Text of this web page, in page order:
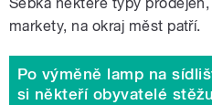
markety, na okraj měst patří.
Po výměně lamp na
si někteří obyvatelé